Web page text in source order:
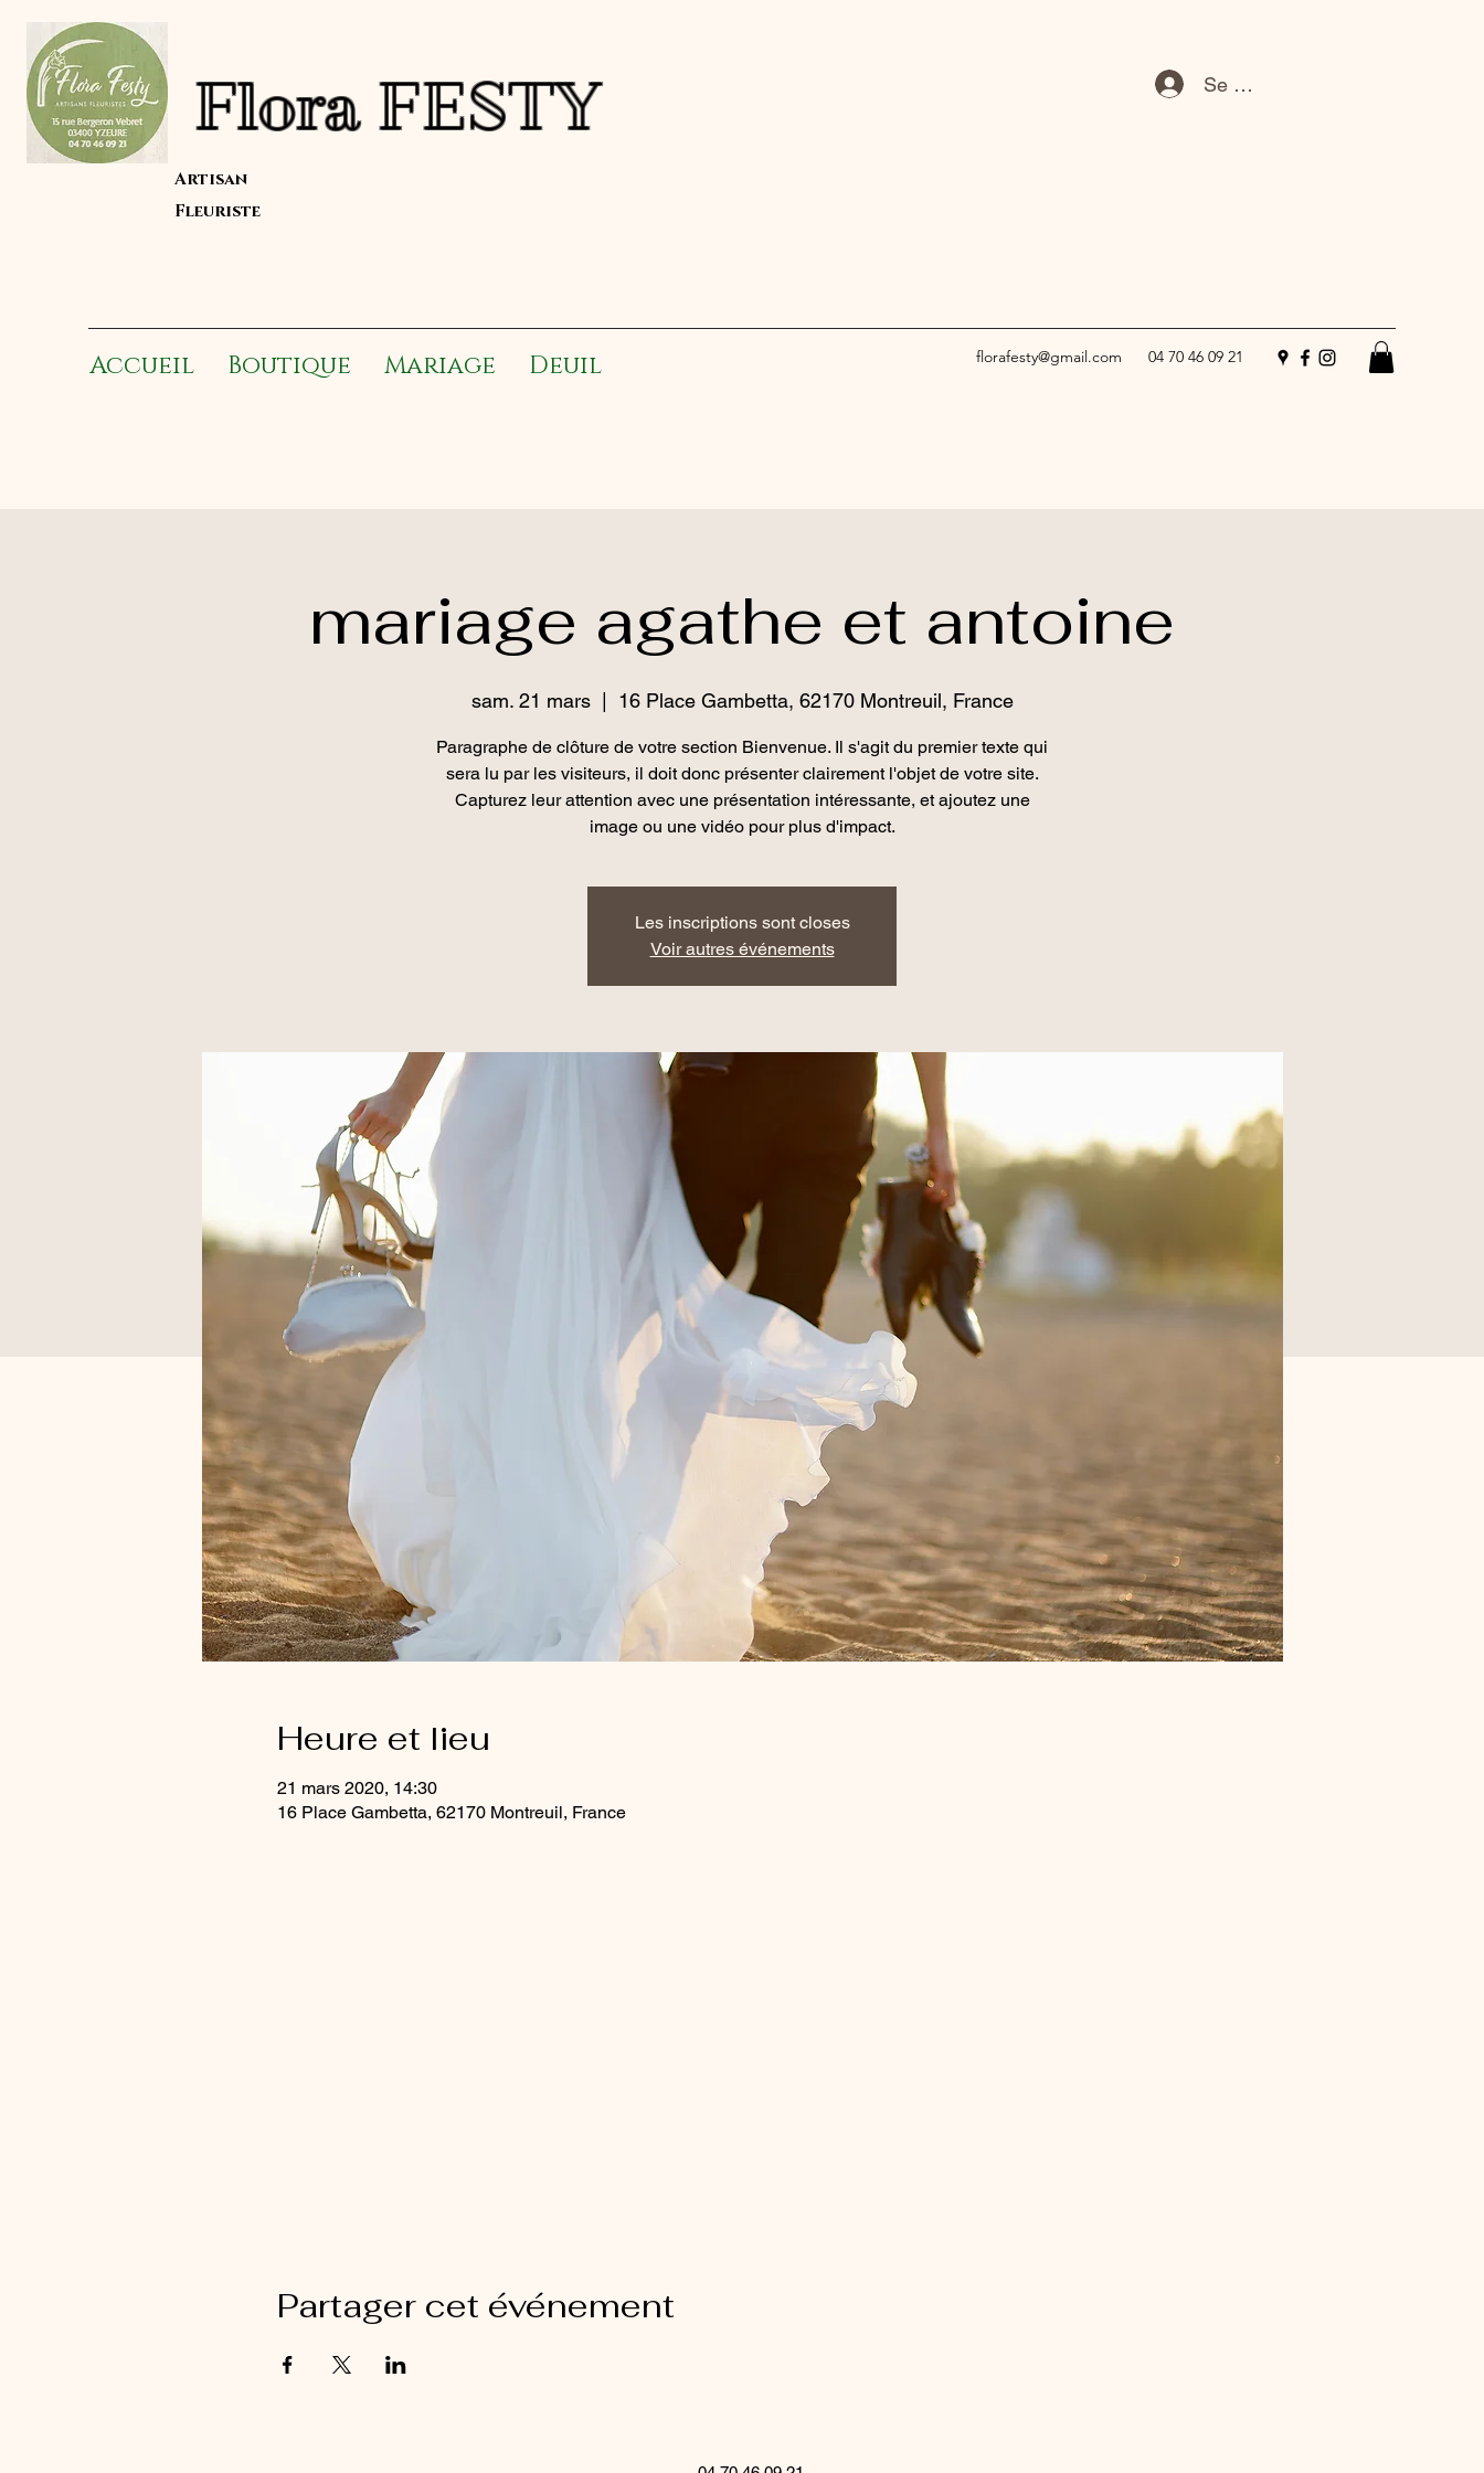
Flora FESTY
Artisan
Fleuriste
Se connecter
Accueil Boutique Mariage Deuil florafesty@gmail.com 04 70 46 09 21
mariage agathe et antoine
sam. 21 mars
  |
16 Place Gambetta, 62170 Montreuil, France
Paragraphe de clôture de votre section Bienvenue. Il s'agit du premier texte qui
sera lu par les visiteurs, il doit donc présenter clairement l'objet de votre site.
Capturez leur attention avec une présentation intéressante, et ajoutez une
image ou une vidéo pour plus d'impact.
Les inscriptions sont closes
Voir autres événements
Heure et lieu
21 mars 2020, 14:30
16 Place Gambetta, 62170 Montreuil, France
Partager cet événement